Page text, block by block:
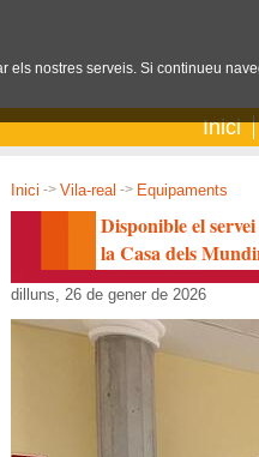
Inici
Inici -> Vila-real -> Equipaments
Disponible el
la Casa dels
dilluns, 26 de gener de 2026
nostres serveis. Si continueu